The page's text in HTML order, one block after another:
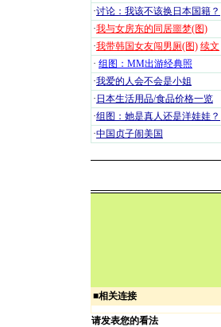
·讨论：我该不该换日本国籍？
·我与女房东的同居噩梦(图)
·我带韩国女友闯男厕(图) 续文
· 组图：MM出游经典照
·我爱的人会不会是小姐
· 日本生活用品/食品价格一览
·组图：她是真人还是洋娃娃？
·中国贞子闹美国
■相关连接
请发表您的看法